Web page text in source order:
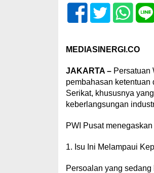
MEDIASINERGI.CO
JAKARTA –Persatuan
pembahasan
Serikat, khususnya
keberlangsungan
PWI Pusat
1. Isu Ini Melampaui
Persoalan yang